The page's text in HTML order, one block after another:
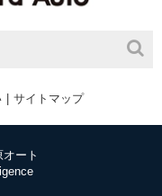
サイトマップ
ート